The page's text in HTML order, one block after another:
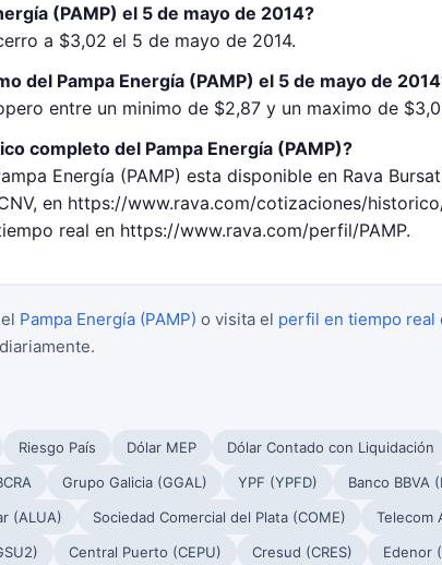
(PAMP) el 5 de mayo de 2014?
a $3,02 el 5 de mayo de 2014.
del Pampa Energía (PAMP) el 5 de mayo de
entre un minimo de $2,87 y un maximo de
completo del Pampa Energía (PAMP)?
Energía (PAMP) esta disponible en Rava
en https://www.rava.com/cotizaciones/
real en https://www.rava.com/perfil/PAMP.
Pampa Energía (PAMP) o visita el perfil en tiempo real
Riesgo País Dólar MEP Dólar Contado con Liquidación
Grupo Galicia (GGAL) YPF (YPFD) Banco BBVA
(ALUA) Sociedad Comercial del Plata (COME)
Telecom
Central Puerto (CEPU) Cresud (CRES) Edenor